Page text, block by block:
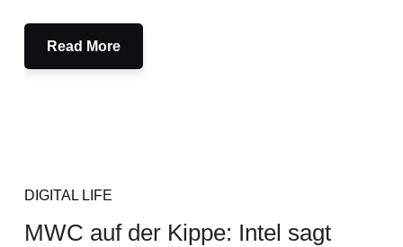
Read More
DIGITAL LIFE
MWC auf der Kippe: Intel sagt